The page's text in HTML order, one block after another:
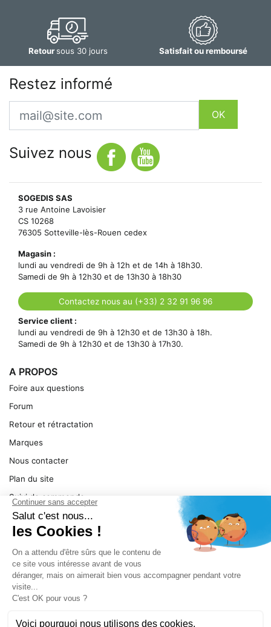
Retoursous 30 jours Satisfait ou remboursé
Restez informé
Email
OK
Suivez nous
SOGEDIS SAS
3 rue Antoine Lavoisier
CS 10268
76305 Sotteville-lès-Rouen cedex
Magasin :
lundi au vendredi de 9h à 12h et de 14h à 18h30.
Samedi de 9h à 12h30 et de 13h30 à 18h30
Contactez nous au (+33) 2 32 91 96 96
Service client :
lundi au vendredi de 9h à 12h30 et de 13h30 à 18h.
Samedi de 9h à 12h30 et de 13h30 à 17h30.
A PROPOS
Foire aux questions
Forum
Retour et rétractation
Marques
Nous contacter
Plan du site
Suivi de commande
Ma facture
Mentions légales
Conditions générales
SERVICE
Pièces détachées